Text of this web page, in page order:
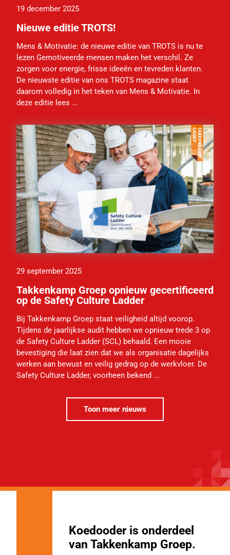
19 december 2025
Nieuwe editie TROTS!
Mens & Motivatie: de nieuwe editie van TROTS is nu te
lezen Gemotiveerde mensen maken het verschil. Ze
zorgen voor energie, frisse ideeën en tevreden klanten.
De nieuwste editie van ons TROTS magazine staat
daarom volledig in het teken van Mens & Motivatie. In
deze editie lees ...
29 september 2025
Takkenkamp Groep opnieuw gecertificeerd
op de Safety Culture Ladder
Bij Takkenkamp Groep staat veiligheid altijd voorop.
Tijdens de jaarlijkse audit hebben we opnieuw trede 3 op
de Safety Culture Ladder (SCL) behaald. Een mooie
bevestiging die laat zien dat we als organisatie dagelijks
werken aan bewust en veilig gedrag op de werkvloer. De
Safety Culture Ladder, voorheen bekend ...
Toon meer nieuws
Koedooder is onderdeel
van Takkenkamp Groep.